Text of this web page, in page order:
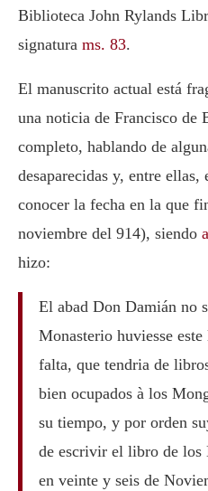
Biblioteca John Rylands
signatura ms. 83.
El manuscrito actual está
una noticia de Francisco de
completo, hablando de
desaparecidas y, entre
conocer la fecha en la que
noviembre del 914), siendo
hizo:
El abad Don Damián no
Monasterio huviesse
falta, que tendria de
bien ocupados à los
su tiempo, y por orden
de escrivir el libro de los
en veinte y seis de